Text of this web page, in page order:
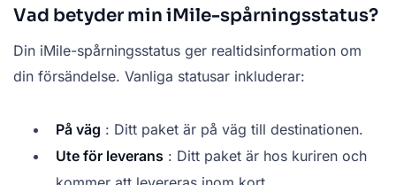
Vad betyder min iMile-spårningsstatus?
Din iMile-spårningsstatus ger realtidsinformation om
din försändelse. Vanliga statusar inkluderar:
På väg : Ditt paket är på väg till destinationen.
Ute för leverans : Ditt paket är hos kuriren och